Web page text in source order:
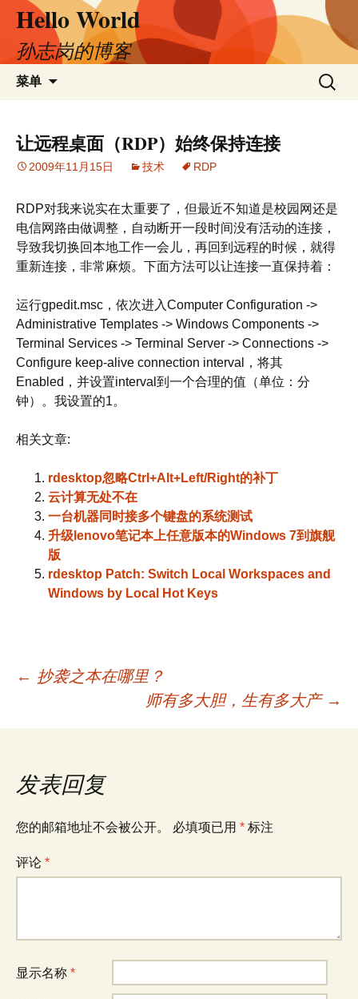
文
Hello World
孙志岗的博客
菜单
搜
索：
让远程桌面（RDP）始终保持连接
2009年11月15日 技术 RDP
RDP对我来说实在太重要了，但最近不知道是校园网还是
电信网路由做调整，自动断开一段时间没有活动的连接，
导致我切换回本地工作一会儿，再回到远程的时候，就得
重新连接，非常麻烦。下面方法可以让连接一直保持着：
运行gpedit.msc，依次进入Computer Configuration ->
Administrative Templates -> Windows Components ->
Terminal Services -> Terminal Server -> Connections ->
Configure keep-alive connection interval，将其
Enabled，并设置interval到一个合理的值（单位：分
钟）。我设置的1。
相关文章:
rdesktop忽略Ctrl+Alt+Left/Right的补丁
云计算无处不在
一台机器同时接多个键盘的系统测试
升级lenovo笔记本上任意版本的Windows 7到旗舰
版
rdesktop Patch: Switch Local Workspaces and
Windows by Local Hot Keys
文
章
导
航
← 抄袭之本在哪里？
师有多大胆，生有多大产 →
发表回复
您的邮箱地址不会被公开。 必填项已用 * 标注
评论 *
显示名称 *